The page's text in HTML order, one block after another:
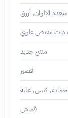
متعدد الالوان, أزرق
ذات مقبض علوي
منتج جديد
قصير
كيس, علبة
قماش